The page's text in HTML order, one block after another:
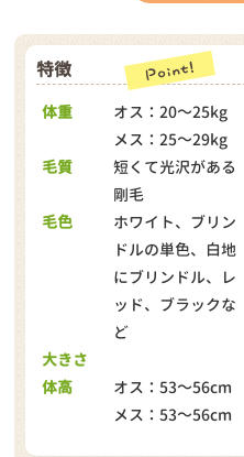
特徴
体重
オス：20～25kg
メス：25～29kg
毛質
短くて光沢がある
剛毛
毛色
ホワイト、ブリン
ドルの単色、白地
にブリンドル、レ
ッド、ブラックな
ど
大きさ
体高
オス：53～56cm
メス：53～56cm